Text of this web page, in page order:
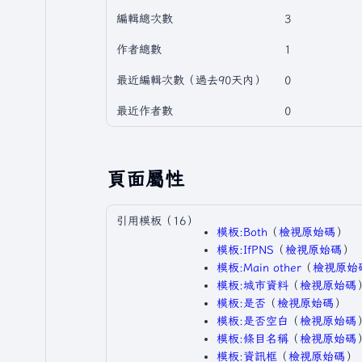
編輯總次數 3
作者總數 1
最近編輯次數（過去90天內） 0
最近作者數 0
頁面屬性
引用模板（16）
模板:Both ​（檢視原始碼 ）​
模板:IfPNS ​（檢視原始碼 ）​
模板:Main other ​（檢視原始
模板:城市資料 ​（檢視原始碼 ）​
模板:是否 ​（檢視原始碼 ）​
模板:是否空白 ​（檢視原始碼 ）​
模板:條目名稱 ​（檢視原始碼 ）​
模板:資訊框 ​（檢視原始碼 ）​